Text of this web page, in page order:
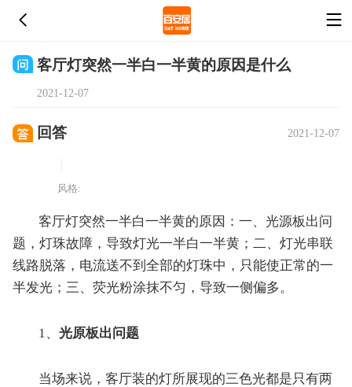
客厅灯突然一半白一半黄的原因是什么
2021-12-07
回答 2021-12-07
风格:
客厅灯突然一半白一半黄的原因：一、光源板出问
题，灯珠故障，导致灯光一半白一半黄；二、灯光串联
线路脱落，电流送不到全部的灯珠中，只能使正常的一
半发光；三、荧光粉涂抹不匀，导致一侧偏多。
1、光原板出问题
当场来说，客厅装的灯所展现的三色光都是只有两